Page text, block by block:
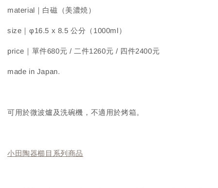
material｜白磁（美濃焼）
size｜φ16.5 x 8.5 公分（1000ml）
price｜單件680元 / 二件1260元 / 四件2400元
made in Japan.
可用於微波爐及洗碗機，不適用於烤箱。
小田陶器櫛目系列商品